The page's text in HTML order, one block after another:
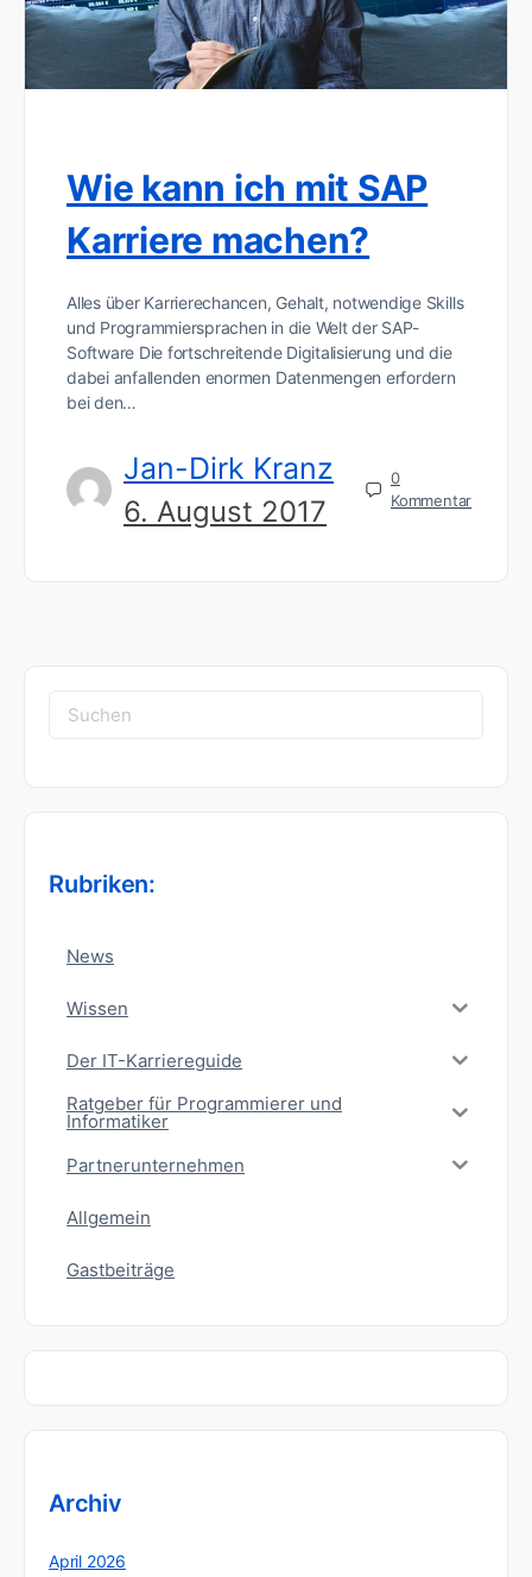
Wie kann ich mit SAP
Karriere machen?
Alles über Karrierechancen, Gehalt, notwendige Skills
und Programmiersprachen in die Welt der SAP-
Software Die fortschreitende Digitalisierung und die
dabei anfallenden enormen Datenmengen erfordern
bei den…
Jan-Dirk Kranz
6. August 2017
0
Kommentar
Suchen
nach:
Rubriken:
News
Wissen
Der IT-Karriereguide
Ratgeber für Programmierer und
Informatiker
Partnerunternehmen
Allgemein
Gastbeiträge
Archiv
April 2026